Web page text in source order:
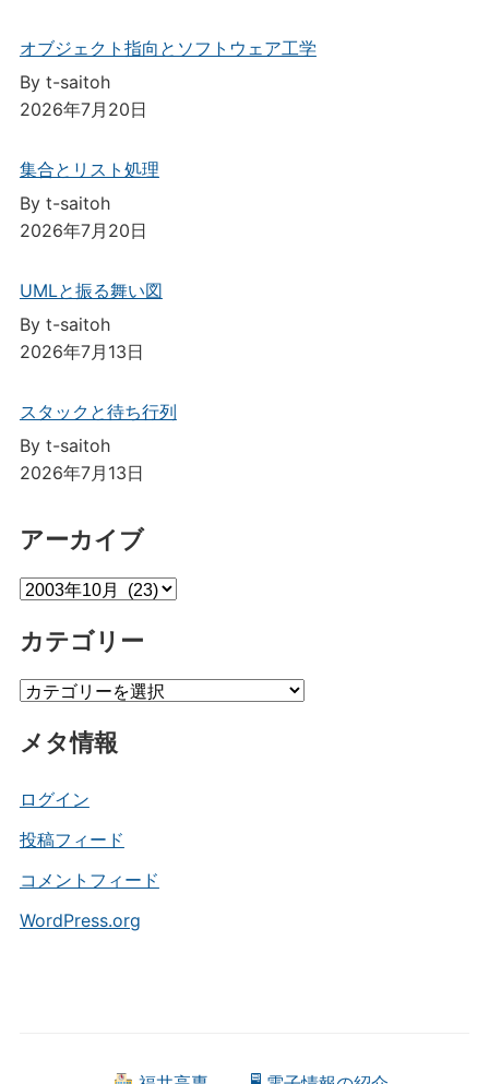
オブジェクト指向とソフトウェア工学
By t-saitoh
2026年7月20日
集合とリスト処理
By t-saitoh
2026年7月20日
UMLと振る舞い図
By t-saitoh
2026年7月13日
スタックと待ち行列
By t-saitoh
2026年7月13日
アーカイブ
ア
カ
ブ
カテゴリー
カ
ゴ
ー
メタ情報
ログイン
投稿フィード
コメントフィード
WordPress.org